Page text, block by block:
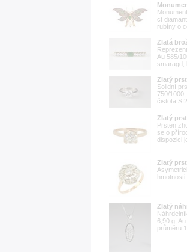
ct
rubíny o
Zlatá
Au 585/
smaragd,
Zlatý
Solidní
750/
čistota
Zlatý
Prsten
se o
dispozici
Zlatý
Zlatý
6,90 g,
průměru